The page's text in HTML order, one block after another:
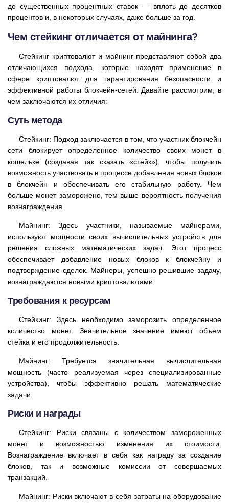
до существенных процентных ставок — вплоть до десятков
процентов и, в некоторых случаях, даже больше за год.
Чем стейкинг отличается от майнинга?
Стейкинг криптовалют и майнинг представляют собой два
отличающихся подхода, которые находят применение в
сфере криптовалют для гарантирования безопасности и
эффективной работы блокчейн-сетей. Давайте рассмотрим, в
чем заключаются их отличия:
Суть метода
Стейкинг: Подход заключается в том, что участник блокчейн
сети блокирует определенное количество своих монет в
кошельке (создавая так сказать «стейк»), чтобы получить
возможность участвовать в процессе добавления новых блоков
в блокчейн и обеспечивать его стабильную работу. Чем
больше монет заморожено, тем выше вероятность получения
вознаграждения.
Майнинг: Здесь участники, называемые майнерами,
используют мощности своих вычислительных устройств для
решения сложных математических задач. Этот процесс
обеспечивает добавление новых блоков к блокчейну и
подтверждение сделок. Майнеры, успешно решившие задачу,
вознаграждаются новыми криптовалютами.
Требования к ресурсам
Стейкинг: Здесь необходимо заморозить определенное
количество монет. Значительное значение имеют объем
стейка и его продолжительность.
Майнинг: Требуется значительная вычислительная
мощность (часто реализуемая через специализированные
устройства), чтобы эффективно решать математические
задачи.
Риски и награды
Стейкинг: Риски связаны с количеством замороженных
монет и возможностью изменения их стоимости.
Вознаграждение включает в себя как награду за создание
блоков, так и возможные комиссии от совершаемых
транзакций.
Майнинг: Риски включают в себя затраты на оборудование